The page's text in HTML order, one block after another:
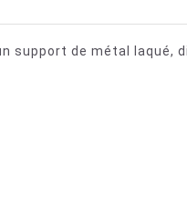
support de métal